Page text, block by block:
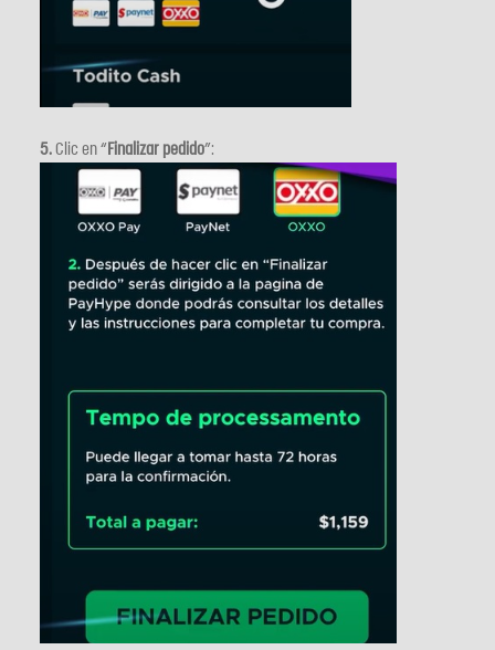
5.Clic en “Finalizar pedido”: